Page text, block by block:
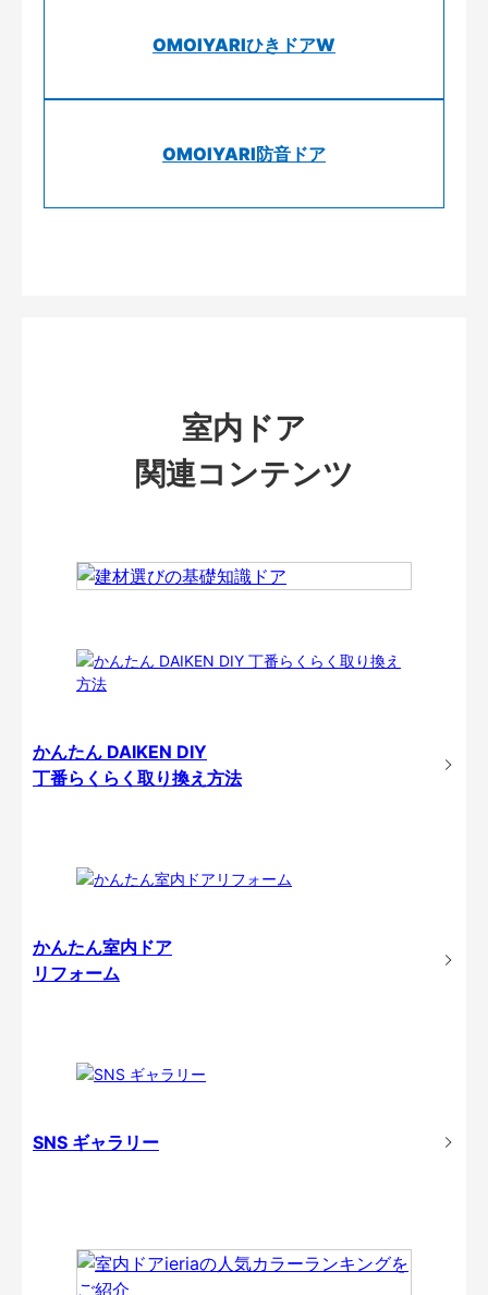
OMOIYARIひきドアW
OMOIYARI防音ドア
室内ドア
関連コンテンツ
かんたん DAIKEN DIY
丁番らくらく取り換え方法
かんたん室内ドア
リフォーム
SNS ギャラリー